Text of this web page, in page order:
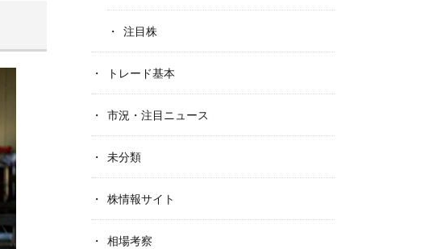
注目株
トレード基本
市況・注目ニュース
未分類
株情報サイト
相場考察